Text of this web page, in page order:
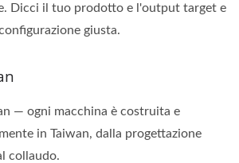
Dicci il tuo prodotto e l'output target e
giusta.
— ogni macchina è costruita e
in Taiwan, dalla progettazione
collaudo.